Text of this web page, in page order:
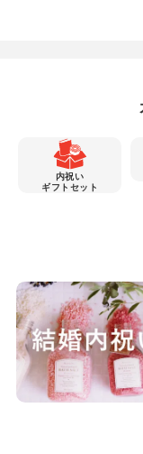
内祝い
ギフトセット